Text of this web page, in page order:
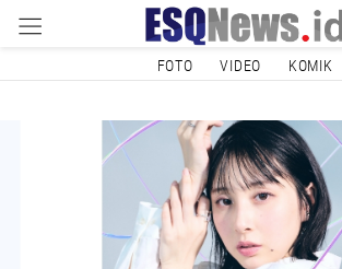
FOTO VIDEO KOMIK